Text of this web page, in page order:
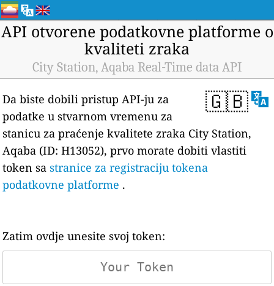
API otvorene podatkovne platforme o
kvaliteti zraka
City Station, Aqaba Real-Time data API
🇬🇧
Da biste dobili pristup API-ju za
podatke u stvarnom vremenu za
stanicu za praćenje kvalitete zraka City Station,
Aqaba (ID: H13052), prvo morate dobiti vlastiti
token sastranice za registraciju tokena
podatkovne platforme .
Zatim ovdje unesite svoj token: